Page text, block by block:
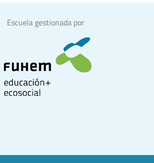
Escuela gestionada por